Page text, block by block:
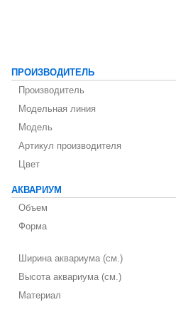
ПРОИЗВОДИТЕЛЬ
Производитель
Модельная линия
Модель
Артикул производителя
Цвет
АКВАРИУМ
Объем
Форма
Ширина аквариума (см.)
Высота аквариума (см.)
Материал